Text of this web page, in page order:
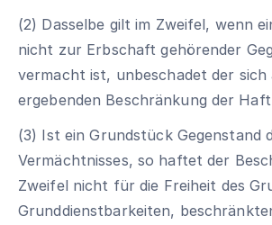
(2) Dasselbe gilt im Zweifel, wenn
nicht zur Erbschaft gehörender
vermacht ist, unbeschadet der sich
ergebenden Beschränkung der
(3) Ist ein Grundstück Gegenstand
Vermächtnisses, so haftet der
Zweifel nicht für die Freiheit des
Grunddienstbarkeiten,